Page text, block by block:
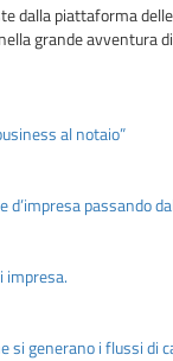
dalla piattaforma
grande avventura
al notaio”
d’impresa passando
impresa.
si generano i flussi di